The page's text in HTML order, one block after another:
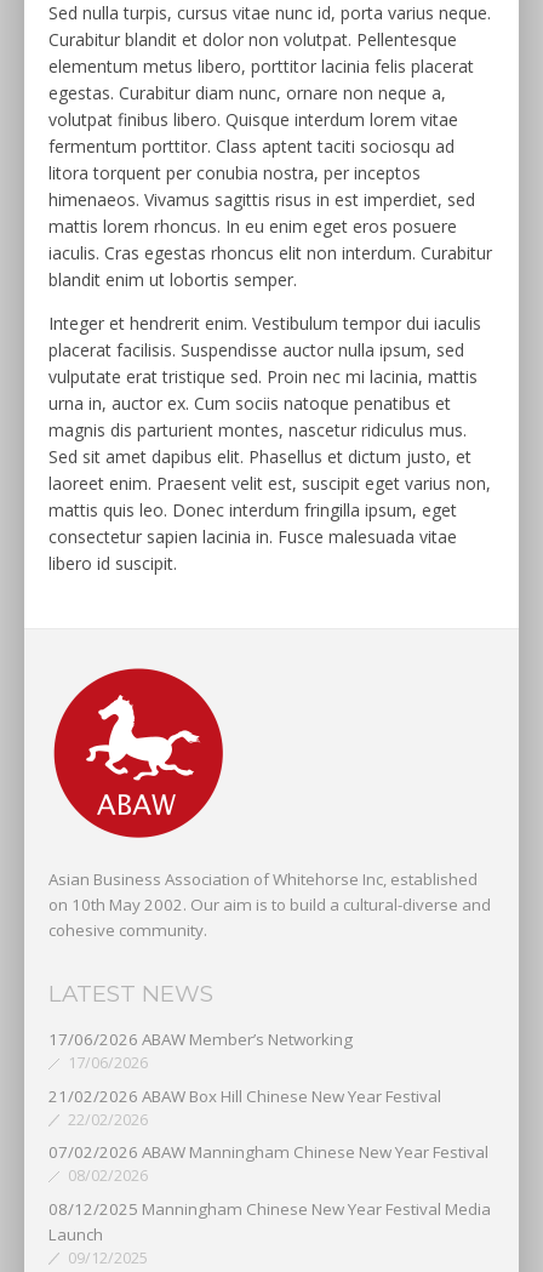
Sed nulla turpis, cursus vitae nunc id, porta varius neque.
Curabitur blandit et dolor non volutpat. Pellentesque
elementum metus libero, porttitor lacinia felis placerat
egestas. Curabitur diam nunc, ornare non neque a,
volutpat finibus libero. Quisque interdum lorem vitae
fermentum porttitor. Class aptent taciti sociosqu ad
litora torquent per conubia nostra, per inceptos
himenaeos. Vivamus sagittis risus in est imperdiet, sed
mattis lorem rhoncus. In eu enim eget eros posuere
iaculis. Cras egestas rhoncus elit non interdum. Curabitur
blandit enim ut lobortis semper.
Integer et hendrerit enim. Vestibulum tempor dui iaculis
placerat facilisis. Suspendisse auctor nulla ipsum, sed
vulputate erat tristique sed. Proin nec mi lacinia, mattis
urna in, auctor ex. Cum sociis natoque penatibus et
magnis dis parturient montes, nascetur ridiculus mus.
Sed sit amet dapibus elit. Phasellus et dictum justo, et
laoreet enim. Praesent velit est, suscipit eget varius non,
mattis quis leo. Donec interdum fringilla ipsum, eget
consectetur sapien lacinia in. Fusce malesuada vitae
libero id suscipit.
Asian Business Association of Whitehorse Inc, established
on 10th May 2002. Our aim is to build a cultural-diverse and
cohesive community.
LATEST NEWS
17/06/2026 ABAW Member’s Networking
17/06/2026
21/02/2026 ABAW Box Hill Chinese New Year Festival
22/02/2026
07/02/2026 ABAW Manningham Chinese New Year Festival
08/02/2026
08/12/2025 Manningham Chinese New Year Festival Media
Launch
09/12/2025